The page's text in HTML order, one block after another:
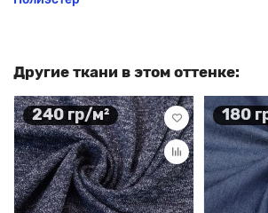
Другие ткани в этом оттенке:
240 гр/м² 180